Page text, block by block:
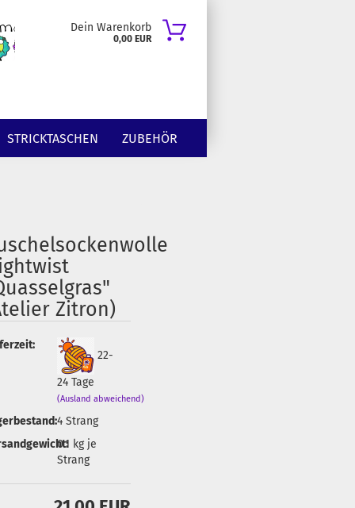
Dein Warenkorb
0,00 EUR
STRICKTASCHEN ZUBEHÖR
Zitron)
22-
24 Tage
(Ausland abweichend)
4 Strang
0.1 kg je
Strang